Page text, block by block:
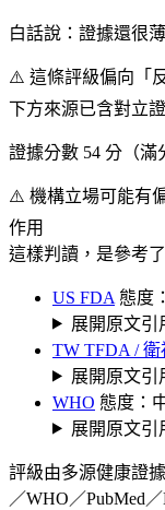
白話說：證據還很
⚠️ 這條評級偏向「
下方來源已含對立
證據分數 54 分（
⚠️ 機構立場可能有
作用
這樣判讀，是參考
US FDA 態度
展開原文引
TW TFDA / 衛
展開原文引
WHO 態度：
展開原文引
評級由多源健康證
／WHO／PubMed